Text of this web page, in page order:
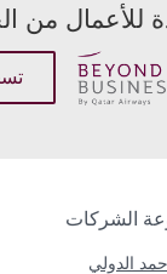
عنوان البريد
للأعمال من
الشركات
الدولي